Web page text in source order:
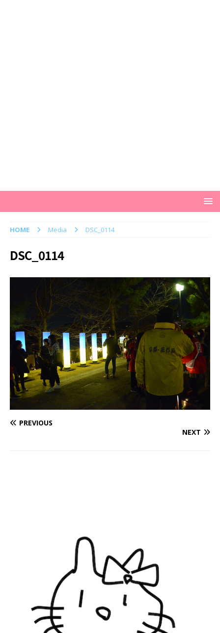
HOME Media DSC_0114
DSC_0114
PREVIOUS
NEXT